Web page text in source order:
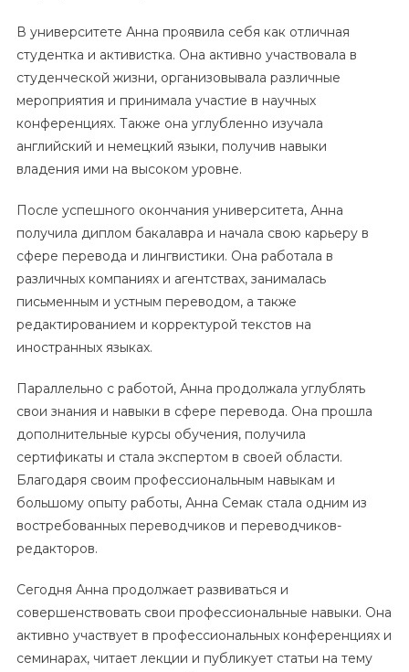
В университете Анна проявила себя как отличная
студентка и активистка. Она активно участвовала в
студенческой жизни, организовывала различные
мероприятия и принимала участие в научных
конференциях. Также она углубленно изучала
английский и немецкий языки, получив навыки
владения ими на высоком уровне.
После успешного окончания университета, Анна
получила диплом бакалавра и начала свою карьеру в
сфере перевода и лингвистики. Она работала в
различных компаниях и агентствах, занималась
письменным и устным переводом, а также
редактированием и корректурой текстов на
иностранных языках.
Параллельно с работой, Анна продолжала углублять
свои знания и навыки в сфере перевода. Она прошла
дополнительные курсы обучения, получила
сертификаты и стала экспертом в своей области.
Благодаря своим профессиональным навыкам и
большому опыту работы, Анна Семак стала одним из
востребованных переводчиков и переводчиков-
редакторов.
Сегодня Анна продолжает развиваться и
совершенствовать свои профессиональные навыки. Она
активно участвует в профессиональных конференциях и
семинарах, читает лекции и публикует статьи на тему